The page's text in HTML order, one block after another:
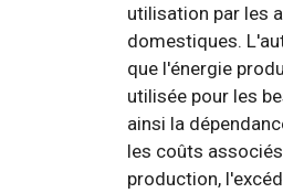
utilisation par les
domestiques.
que l'énergie
utilisée pour les
ainsi la
les coûts
production,